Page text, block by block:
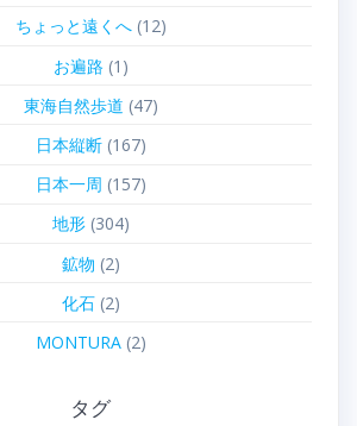
ちょっと遠くへ(12)
お遍路 (1)
東海自然歩道 (47)
日本縦断(167)
日本一周 (157)
地形(304)
鉱物 (2)
化石(2)
MONTURA(2)
タグ